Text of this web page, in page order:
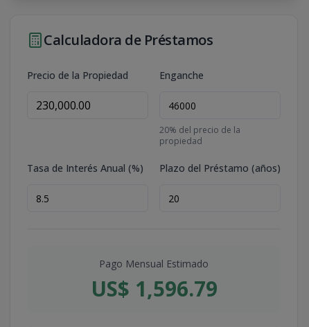
Calculadora de Préstamos
Precio de la Propiedad Enganche
20% del precio de la
propiedad
Tasa de Interés Anual (%) Plazo del Préstamo (años)
Pago Mensual Estimado
US$ 1,596.79